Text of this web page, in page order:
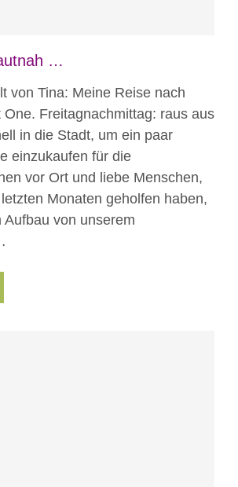
…
von Tina: Meine Reise nach
Freitagnachmittag: raus aus
in die Stadt, um ein paar
einzukaufen für die
vor Ort und liebe Menschen,
Monaten geholfen haben,
Aufbau von unserem